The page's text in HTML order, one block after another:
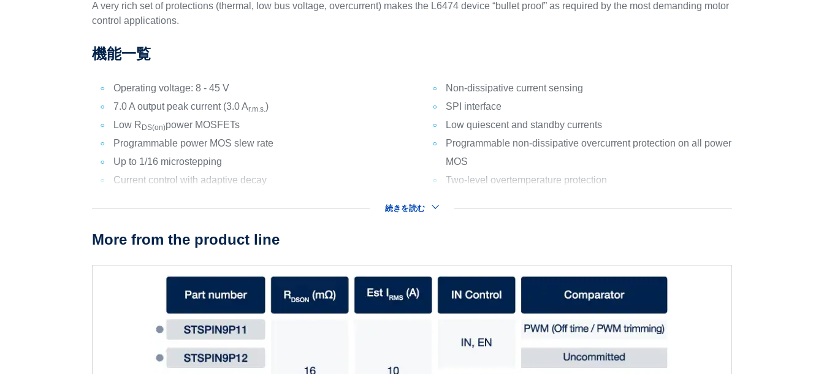
A very rich set of protections (thermal, low bus voltage, overcurrent) makes the L6474 device “bullet proof” as required by the most demanding motor
control applications.
機能一覧
Operating voltage: 8 - 45 V
7.0 A output peak current (3.0 Ar.m.s.)
Low R DS(on)power MOSFETs
Programmable power MOS slew rate
Up to 1/16 microstepping
Current control with adaptive decay
Non-dissipative current sensing
SPI interface
Low quiescent and standby currents
Programmable non-dissipative overcurrent protection on all power
MOS
Two-level overtemperature protection
続きを読む
More from the product line